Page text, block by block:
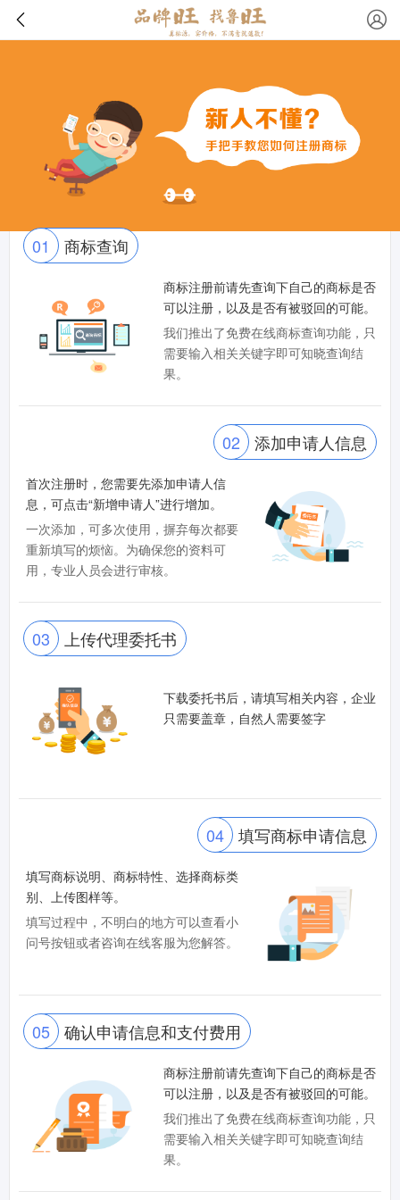
01 商标查询
商标注册前请先查询下自己的商标是否
可以注册，以及是否有被驳回的可能。
我们推出了免费在线商标查询功能，只
需要输入相关关键字即可知晓查询结
果。
02 添加申请人信息
首次注册时，您需要先添加申请人信
息，可点击“新增申请人”进行增加。
一次添加，可多次使用，摒弃每次都要
重新填写的烦恼。为确保您的资料可
用，专业人员会进行审核。
03 上传代理委托书
下载委托书后，请填写相关内容，企业
只需要盖章，自然人需要签字
04 填写商标申请信息
填写商标说明、商标特性、选择商标类
别、上传图样等。
填写过程中，不明白的地方可以查看小
问号按钮或者咨询在线客服为您解答。
05 确认申请信息和支付费用
商标注册前请先查询下自己的商标是否
可以注册，以及是否有被驳回的可能。
我们推出了免费在线商标查询功能，只
需要输入相关关键字即可知晓查询结
果。